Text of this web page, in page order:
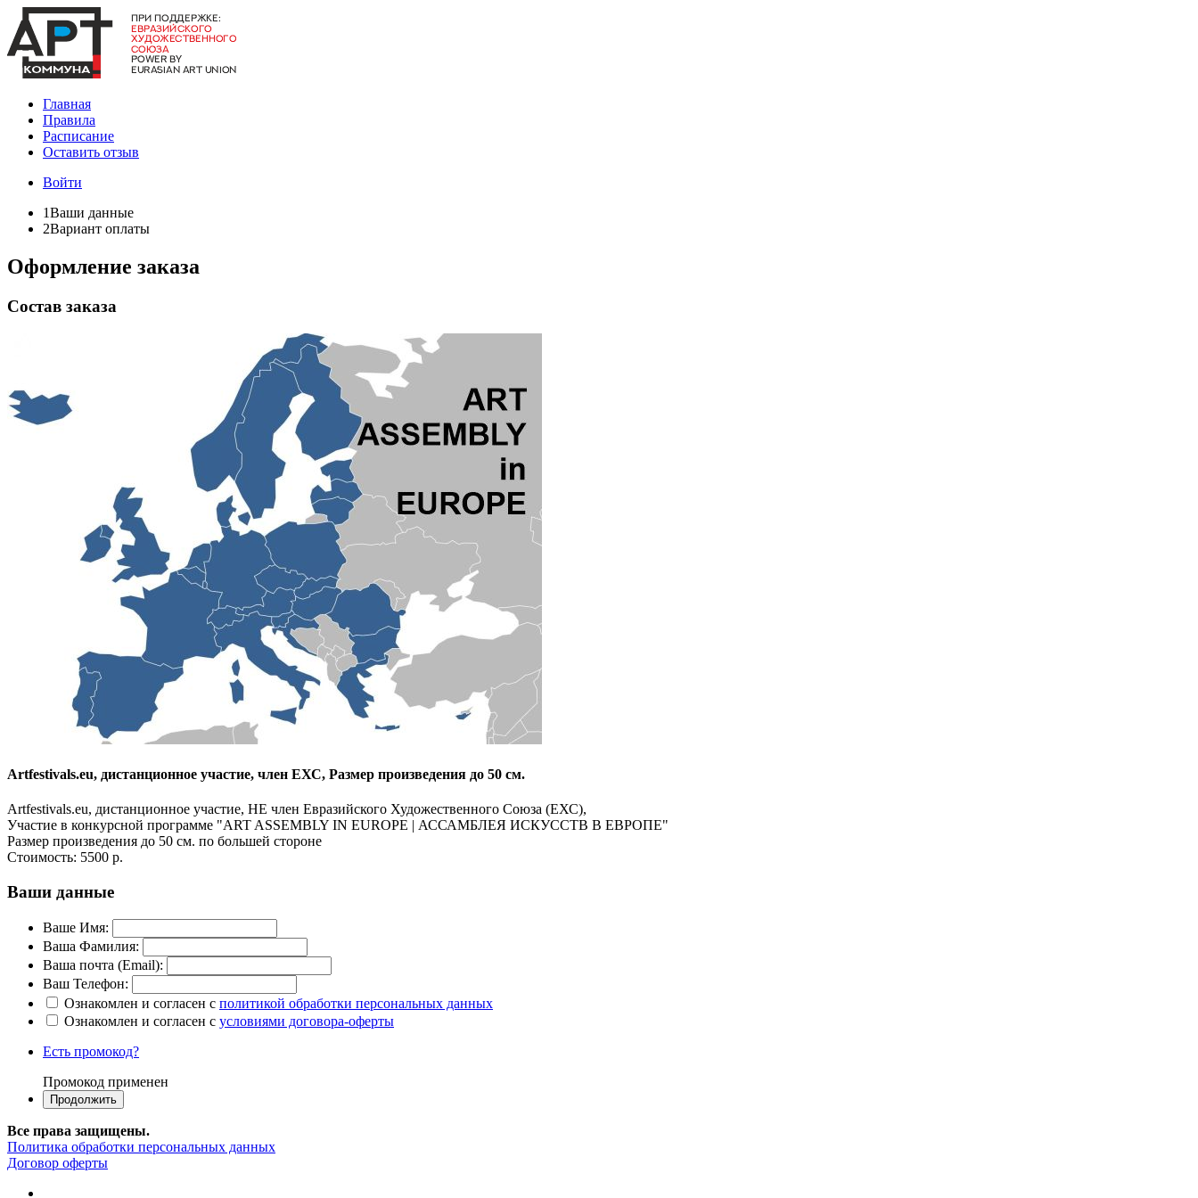
Главная
Правила
Расписание
Оставить отзыв
Войти
1Ваши данные
2Вариант оплаты
Оформление заказа
Состав заказа
Artfestivals.eu, дистанционное участие, член ЕХС, Размер произведения до 50 см.
Artfestivals.eu, дистанционное участие, НЕ член Евразийского Художественного Союза (ЕХС),
Участие в конкурсной программе "ART ASSEMBLY IN EUROPE | АССАМБЛЕЯ ИСКУССТВ В ЕВРОПЕ"
Размер произведения до 50 см. по большей стороне
Стоимость: 5500 р.
Ваши данные
Ваше Имя:
Ваша Фамилия:
Ваша почта (Email):
Ваш Телефон:
Ознакомлен и согласен с политикой обработки персональных данных
Ознакомлен и согласен с условиями договора-оферты
Есть промокод?
Промокод применен
Все права защищены.
Политика обработки персональных данных
Договор оферты